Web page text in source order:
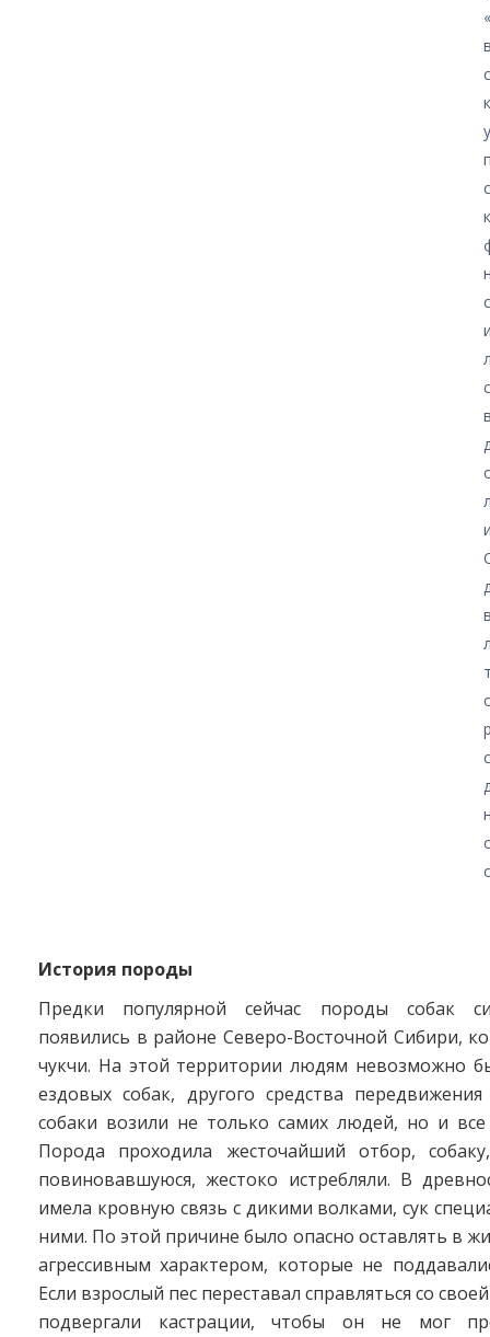
История породы
Предки популярной сейчас породы собак
появились в районе Северо-Восточной Сибири,
чукчи. На этой территории людям невозможно
ездовых собак, другого средства
собаки возили не только самих людей, но и все
Порода проходила жесточайший отбор,
повиновавшуюся, жестоко истребляли. В
имела кровную связь с дикими волками, сук
ними. По этой причине было опасно оставлять в
агрессивным характером, которые не
Если взрослый пес переставал справляться со
подвергали кастрации, чтобы он не мог